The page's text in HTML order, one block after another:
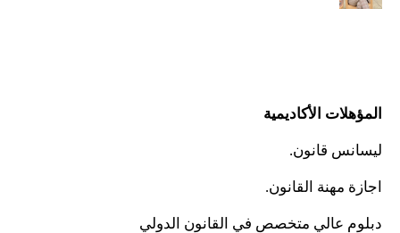
المؤهلات الأكاديمية
ليسانس قانون.
اجازة مهنة القانون.
دبلوم عالي متخصص في القانون الدولي